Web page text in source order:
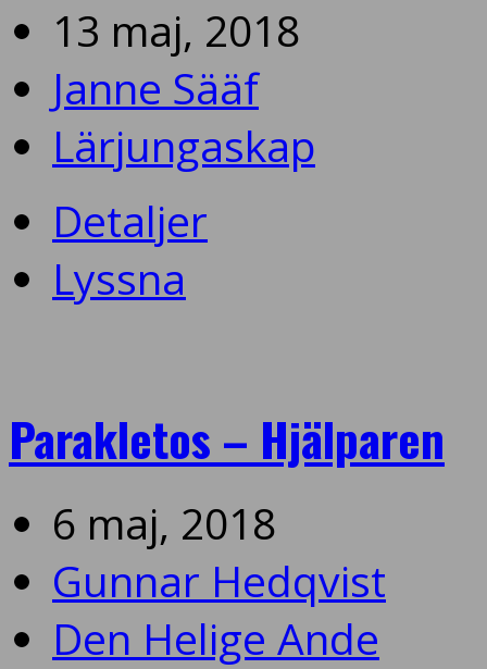
13 maj, 2018
Janne Sääf
Lärjungaskap
Detaljer
Lyssna
Parakletos – Hjälparen
6 maj, 2018
Gunnar Hedqvist
Den Helige Ande